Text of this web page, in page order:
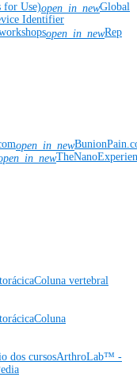
for Use)open_in_newGlobal
Identifier
open_in_newRep
open_in_new
Coluna vertebral
Coluna
dos cursosArthroLab™ -